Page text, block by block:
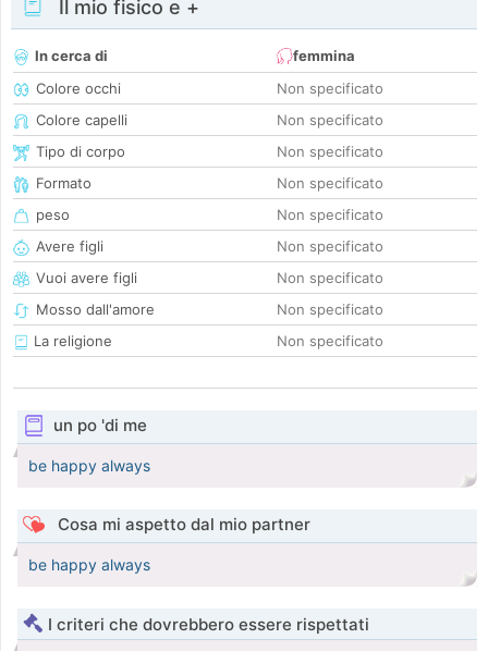
Il mio fisico e +
In cerca di
femmina
Colore occhi
Non specificato
Colore capelli
Non specificato
Tipo di corpo
Non specificato
Formato
Non specificato
peso
Non specificato
Avere figli
Non specificato
Vuoi avere figli
Non specificato
Mosso dall'amore
Non specificato
La religione
Non specificato
un po 'di me
be happy always
Cosa mi aspetto dal mio partner
be happy always
I criteri che dovrebbero essere rispettati